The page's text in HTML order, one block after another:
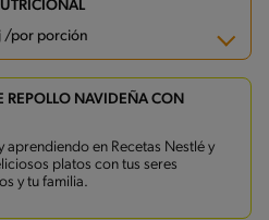
/por porción
g
4 g
REPOLLO NAVIDEÑA CON
aprendiendo en Recetas Nestlé y
platos con tus seres
y tu familia.